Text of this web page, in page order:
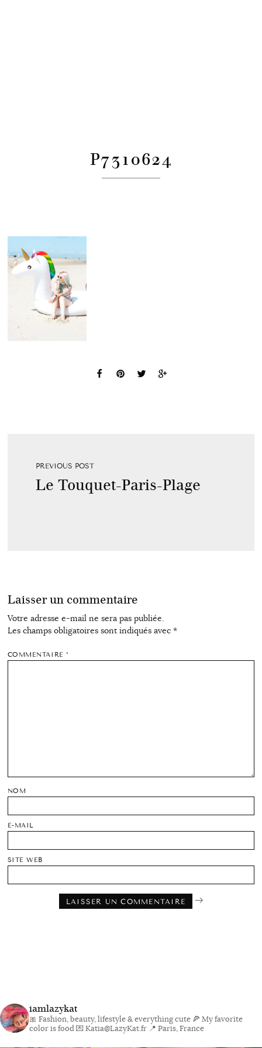
P7310624
PREVIOUS POST
Le Touquet-Paris-Plage
Laisser un commentaire
Votre adresse e-mail ne sera pas publiée.
Les champs obligatoires sont indiqués avec *
COMMENTAIRE*
NOM
E-MAIL
SITE WEB
iamlazykat
🎀 Fashion, beauty, lifestyle & everything cute 🍕 My favorite
color is food💌 Katia@LazyKat.fr 📍 Paris, France